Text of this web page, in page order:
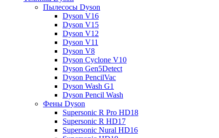
Пылесосы Dyson
Dyson V16
Dyson V15
Dyson V12
Dyson V11
Dyson V8
Dyson Cyclone V10
Dyson Gen5Detect
Dyson PencilVac
Dyson Wash G1
Dyson Pencil Wash
Фены Dyson
Supersonic R Pro HD18
Supersonic R HD17
Supersonic Nural HD16